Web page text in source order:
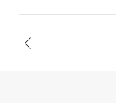
オン